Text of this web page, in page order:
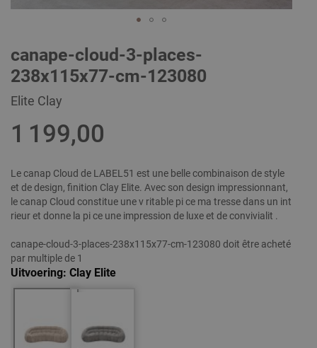
to
beginning
of
the
canape-cloud-3-places-
238x115x77-cm-123080
Elite Clay
1 199,00
Le canap Cloud de LABEL51 est une belle combinaison de style
et de design, finition Clay Elite. Avec son design impressionnant,
le canap Cloud constitue une v ritable pi ce ma tresse dans un int
rieur et donne la pi ce une impression de luxe et de convivialit .
canape-cloud-3-places-238x115x77-cm-123080 doit être acheté
par multiple de 1
Uitvoering Clay Elite